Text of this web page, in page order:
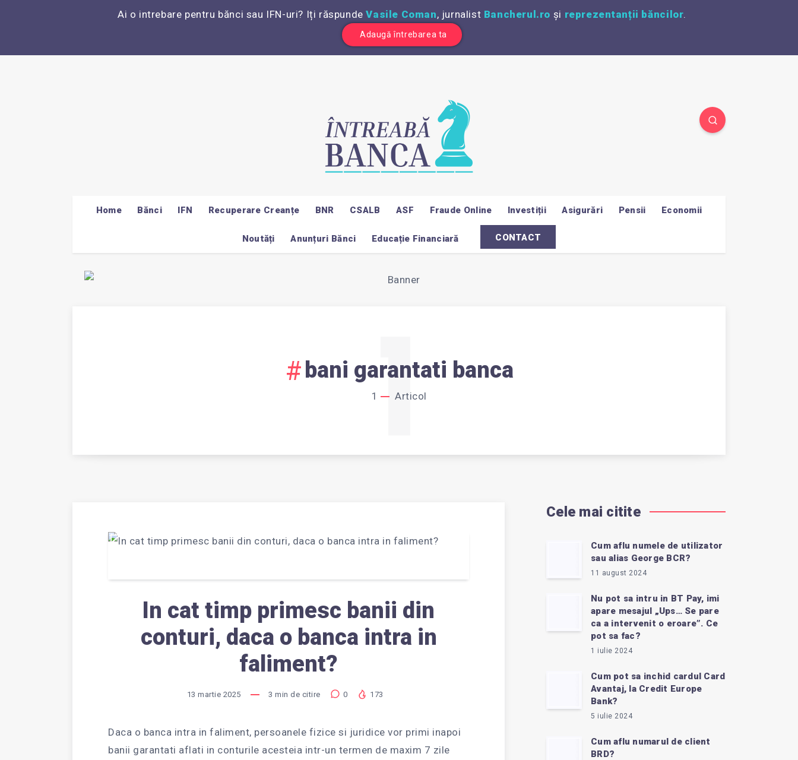
Ai o intrebare pentru bănci sau IFN-uri? Iți răspundeVasile Coman, jurnalist Bancherul.ro și reprezentanții băncilor.
Adaugă întrebarea ta
Home Bănci IFN Recuperare Creanțe BNR CSALB ASF Fraude Online Investiții Asigurări Pensii Economii
Noutăți Anunțuri Bănci Educație Financiară CONTACT
bani garantati banca
1 Articol
1
In cat timp primesc banii din
conturi, daca o banca intra in
faliment?
13 martie 2025 3 min de citire 0 173
Daca o banca intra in faliment, persoanele fizice si juridice vor primi inapoi
banii garantati aflati in conturile acesteia intr-un termen de maxim 7 zile
Cele mai citite
Cum aflu numele de utilizator
sau alias George BCR?
11 august 2024
Nu pot sa intru in BT Pay, imi
apare mesajul „Ups… Se pare
ca a intervenit o eroare”. Ce
pot sa fac?
1 iulie 2024
Cum pot sa inchid cardul Card
Avantaj, la Credit Europe
Bank?
5 iulie 2024
Cum aflu numarul de client
BRD?